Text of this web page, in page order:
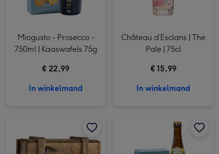
Miogusto - Prosecco -
750ml | Kaaswafels 75g
€ 22,99
In winkelmand
Château d’Esclans | The
Pale | 75cl
€ 15,99
In winkelmand